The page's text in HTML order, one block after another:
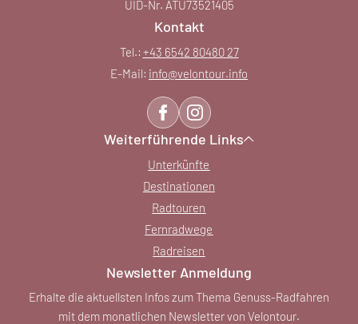
UID-Nr. ATU73521405
Kontakt
Tel.: +43 6542 80480 27
E-Mail: info@velontour.info
Weiterführende Links
Unterkünfte
Destinationen
Radtouren
Fernradwege
Radreisen
Newsletter Anmeldung
Erhalte die aktuellsten Infos zum Thema Genuss-Radfahren
mit dem monatlichen Newsletter von Velontour.